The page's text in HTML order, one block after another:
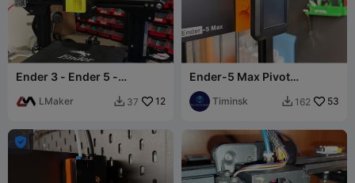
Ender 3 - Ender 5 -
transmisión directa V6
LMaker  37 12
Ender-5 Max Pivot
Controller Mount
Timinsk  162 53
